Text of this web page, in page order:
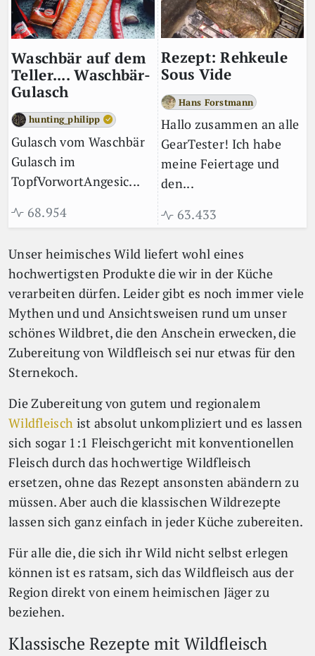
Waschbär auf dem
Teller.... Waschbär-
Gulasch
hunting_philipp
Gulasch vom Waschbär
Gulasch im
TopfVorwortAngesic...
68.954
Rezept: Rehkeule
Sous Vide
Hans Forstmann
Hallo zusammen an alle
GearTester! Ich habe
meine Feiertage und
den...
63.433
Unser heimisches Wild liefert wohl eines
hochwertigsten Produkte die wir in der Küche
verarbeiten dürfen. Leider gibt es noch immer viele
Mythen und und Ansichtsweisen rund um unser
schönes Wildbret, die den Anschein erwecken, die
Zubereitung von Wildfleisch sei nur etwas für den
Sternekoch.
Die Zubereitung von gutem und regionalem
Wildfleisch ist absolut unkompliziert und es lassen
sich sogar 1:1 Fleischgericht mit konventionellen
Fleisch durch das hochwertige Wildfleisch
ersetzen, ohne das Rezept ansonsten abändern zu
müssen. Aber auch die klassischen Wildrezepte
lassen sich ganz einfach in jeder Küche zubereiten.
Für alle die, die sich ihr Wild nicht selbst erlegen
können ist es ratsam, sich das Wildfleisch aus der
Region direkt von einem heimischen Jäger zu
beziehen.
Klassische Rezepte mit Wildfleisch